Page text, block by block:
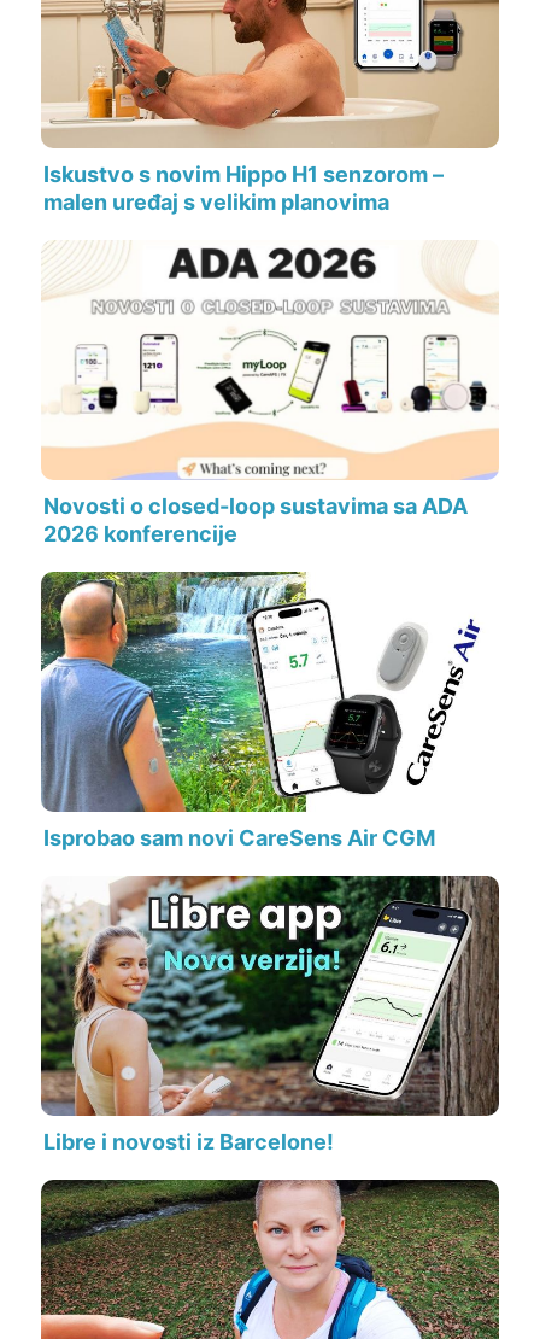
Iskustvo s novim Hippo H1 senzorom –
malen uređaj s velikim planovima
Novosti o closed-loop sustavima sa ADA
2026 konferencije
Isprobao sam novi CareSens Air CGM
Libre i novosti iz Barcelone!